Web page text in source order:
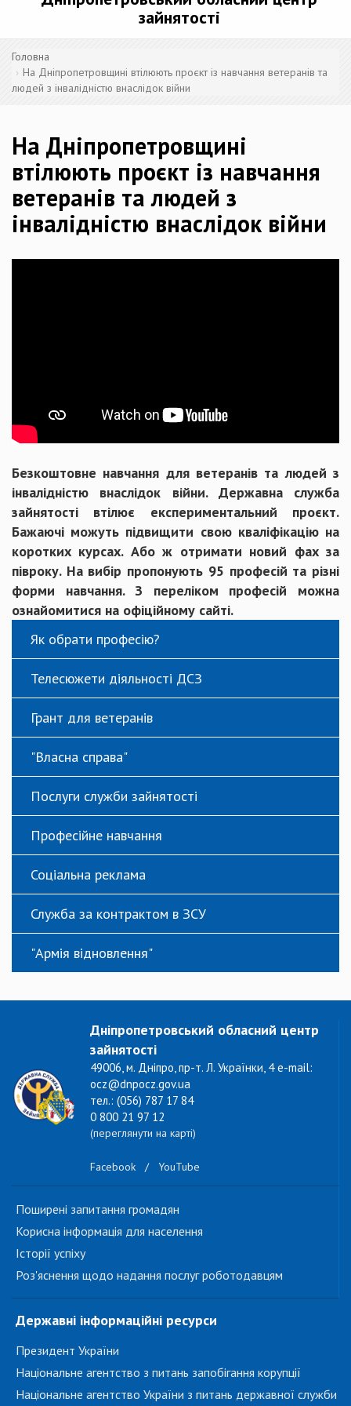
зайнятості
Головна
На Дніпропетровщині втілюють проєкт із навчання ветеранів та
людей з інвалідністю внаслідок війни
На Дніпропетровщині
втілюють проєкт із навчання
ветеранів та людей з
інвалідністю внаслідок війни
Безкоштовне навчання для ветеранів та людей з
інвалідністю внаслідок війни. Державна служба
зайнятості втілює експериментальний проєкт.
Бажаючі можуть підвищити свою кваліфікацію на
коротких курсах. Або ж отримати новий фах за
півроку. На вибір пропонують 95 професій та різні
форми навчання. З переліком професій можна
ознайомитися на офіційному сайті.
Як обрати професію?
Телесюжети діяльності ДСЗ
Грант для ветеранів
"Власна справа"
Послуги служби зайнятості
Професійне навчання
Соціальна реклама
Служба за контрактом в ЗСУ
"Армія відновлення"
Дніпропетровський обласний центр
зайнятості
49006, м. Дніпро, пр-т. Л. Українки, 4 e-mail:
ocz@dnpocz.gov.ua
тел.: (056) 787 17 84
0 800 21 97 12
(переглянути на карті)
Facebook / YouTube
Поширені запитання громадян
Корисна інформація для населення
Історії успіху
Роз'яснення щодо надання послуг роботодавцям
Державні інформаційні ресурси
Президент України
Національне агентство з питань запобігання корупції
Національне агентство України з питань державної служби